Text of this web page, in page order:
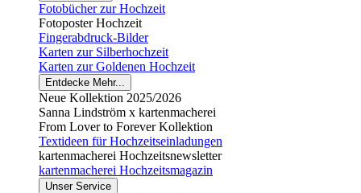
Fotobücher zur Hochzeit
Fotoposter Hochzeit
Fingerabdruck-Bilder
Karten zur Silberhochzeit
Karten zur Goldenen Hochzeit
Entdecke Mehr...
Neue Kollektion 2025/2026
Sanna Lindström x kartenmacherei
From Lover to Forever Kollektion
Textideen für Hochzeitseinladungen
kartenmacherei Hochzeitsnewsletter
kartenmacherei Hochzeitsmagazin
Unser Service